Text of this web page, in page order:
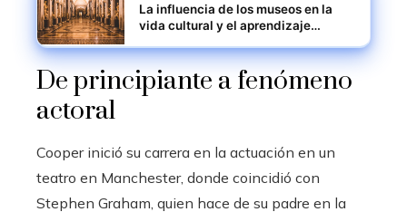
La influencia de los museos en la
vida cultural y el aprendizaje
De principiante a fenómeno
actoral
Cooper inició su carrera en la actuación en un
teatro en Manchester, donde coincidió con
Stephen Graham, quien hace de su padre en la